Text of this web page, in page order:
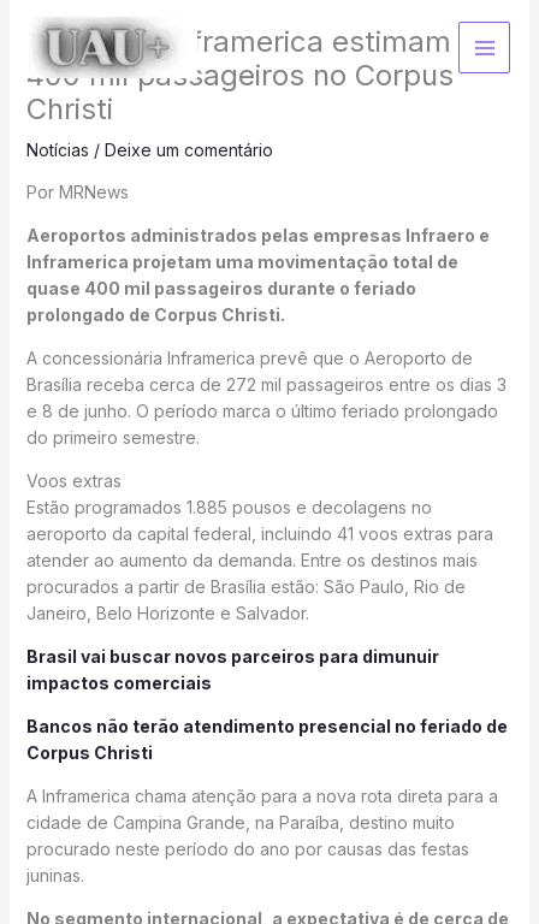
conteúdo
Infraero e Inframerica estimam
400 mil passageiros no Corpus
Christi
Notícias / Deixe um comentário
Por MRNews
Aeroportos administrados pelas empresas Infraero e
Inframerica projetam uma movimentação total de
quase 400 mil passageiros durante o feriado
prolongado de Corpus Christi.
A concessionária Inframerica prevê que o Aeroporto de
Brasília receba cerca de 272 mil passageiros entre os dias 3
e 8 de junho. O período marca o último feriado prolongado
do primeiro semestre.
Voos extras
Estão programados 1.885 pousos e decolagens no
aeroporto da capital federal, incluindo 41 voos extras para
atender ao aumento da demanda. Entre os destinos mais
procurados a partir de Brasília estão: São Paulo, Rio de
Janeiro, Belo Horizonte e Salvador.
Brasil vai buscar novos parceiros para dimunuir
impactos comerciais
Bancos não terão atendimento presencial no feriado de
Corpus Christi
A Inframerica chama atenção para a nova rota direta para a
cidade de Campina Grande, na Paraíba, destino muito
procurado neste período do ano por causas das festas
juninas.
No segmento internacional, a expectativa é de cerca de